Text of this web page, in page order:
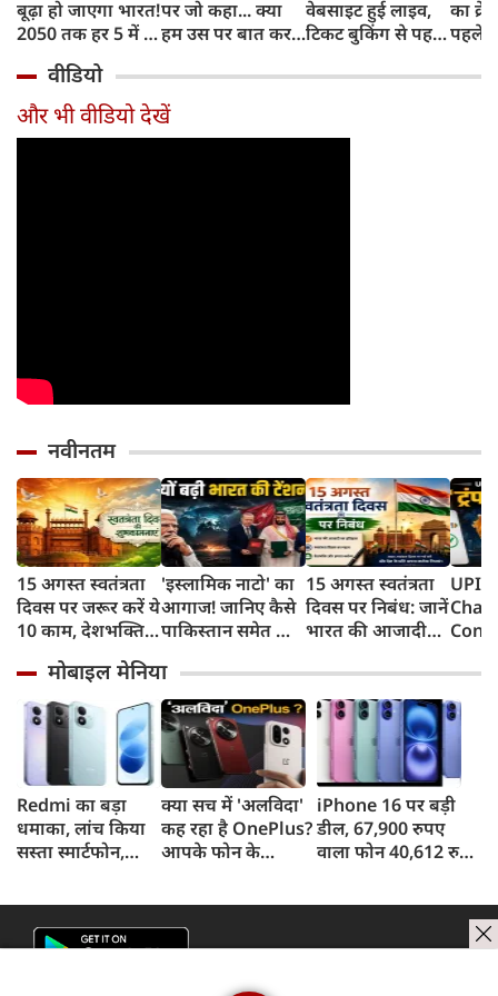
बूढ़ा हो जाएगा भारत!
2050 तक हर 5 में 1
साल से ज्यादा उम्र का
पर जो कहा... क्या
हम उस पर बात कर
वेबसाइट हुई लाइव,
टिकट बुकिंग से पहले
काम, जानें पूरा
का
पहले
और
वीडियो
और भी वीडियो देखें
नवीनतम
15 अगस्त स्वतंत्रता
दिवस पर जरूर करें ये
10 काम, देशभक्ति
आजादी का पर्व
'इस्लामिक नाटो' का
आगाज! जानिए कैसे
पाकिस्तान समेत तीन
बढ़ाई भारत की टेंशन
15 अगस्त स्वतंत्रता
दिवस पर निबंध: जानें
भारत की आजादी
महत्व
UPI
'ट्रंप
क्यों
मोबाइल मेनिया
Redmi का बड़ा
धमाका, लांच किया
सस्ता स्मार्टफोन,
क्या सच में 'अलविदा'
कह रहा है OnePlus?
आपके फोन के
iPhone 16 पर बड़ी
डील, 67,900 रुपए
वाला फोन 40,612 रुपए